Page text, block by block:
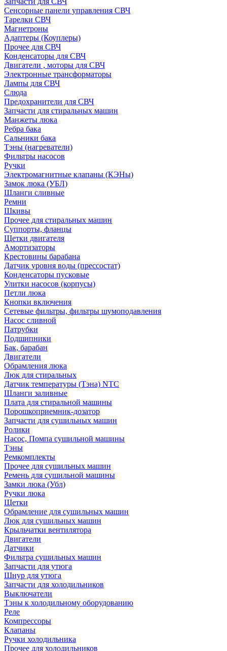
Сенсорные панели управления СВЧ
Тарелки СВЧ
Магнетроны
Адаптеры (Коуплеры)
Прочее для СВЧ
Конденсаторы для СВЧ
Двигатели , моторы для СВЧ
Электронные трансформаторы
Лампы для СВЧ
Слюда
Предохранители для СВЧ
Запчасти для стиральных машин
Манжеты люка
Ребра бака
Сальники бака
Тэны (нагреватели)
Фильтры насосов
Ручки
Электромагнитные клапаны (КЭНы)
Замок люка (УБЛ)
Шланги сливные
Ремни
Шкивы
Прочее для стиральных машин
Суппорты, фланцы
Щетки двигателя
Амортизаторы
Крестовины барабана
Датчик уровня воды (прессостат)
Конденсаторы пусковые
Улитки насосов (корпусы)
Петли люка
Кнопки включения
Сетевые фильтры, фильтры шумоподавления
Насос сливной
Патрубки
Подшипники
Бак, барабан
Двигатели
Обрамления люка
Люк для стиральных
Датчик температуры (Тэна) NTC
Шланги заливные
Плата для стиральной машины
Порошкоприемник-дозатор
Запчасти для сушильных машин
Ролики
Насос, Помпа сушильной машины
Тэны
Ремкомплекты
Прочее для сушильных машин
Ремень для сушильной машины
Замки люка (Убл)
Ручки люка
Щетки
Обрамление для сушильных машин
Люк для сушильных машин
Крыльчатки вентилятора
Двигатели
Датчики
Фильтра сушильных машин
Запчасти для утюга
Шнур для утюга
Запчасти для холодильников
Выключатели
Тэны к холодильному оборудованию
Реле
Компрессоры
Клапаны
Ручки холодильника
Прочее для холодильников